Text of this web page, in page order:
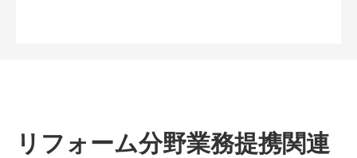
リフォーム分野業務提携関連